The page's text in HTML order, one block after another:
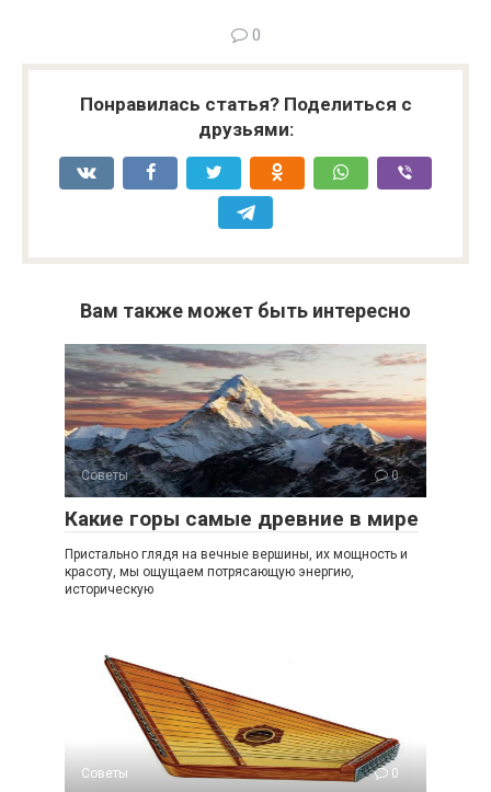
0
Понравилась статья? Поделиться с
друзьями:
Вам также может быть интересно
Советы 0
Какие горы самые древние в мире
Пристально глядя на вечные вершины, их мощность и
красоту, мы ощущаем потрясающую энергию,
историческую
Советы 0